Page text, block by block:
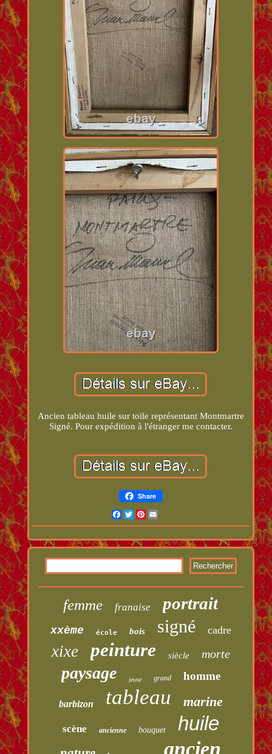
Ancien tableau huile sur toile représentant Montmartre
Signé. Pour expédition à l'étranger me contacter.
Share
Facebook
TwitterPinterest
femme franaise portrait
xxème école bois signé cadre
xixe peinture siècle morte
paysage jeune grand homme
barbizon tableau marine
scène ancienne bouquet huile
ancien